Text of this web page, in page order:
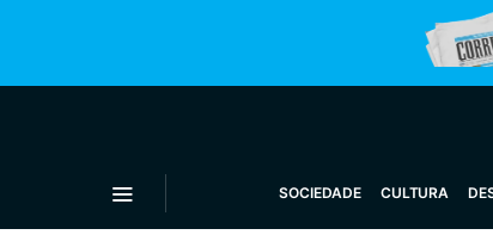
SOCIEDADE CULTURA